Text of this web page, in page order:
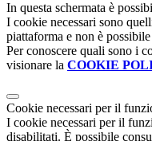
In questa schermata è
I cookie necessari sono
piattaforma e non è
Per conoscere quali sono i
visionare la COOKIE
Cookie necessari per il
I cookie necessari per il
disabilitati. È possibile